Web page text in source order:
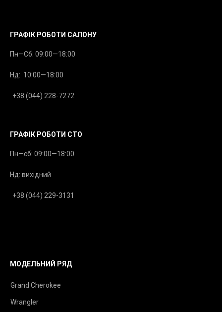
ГРАФІК РОБОТИ САЛОНУ
Пн—Сб: 09:00—18:00
Нд: 10:00—18:00
+38 (044) 228-7272
ГРАФІК РОБОТИ СТО
Пн—сб: 09:00—18:00
Нд: вихідний
+38 (044) 229-3131
МОДЕЛЬНИЙ РЯД
Grand Cherokee
Wrangler